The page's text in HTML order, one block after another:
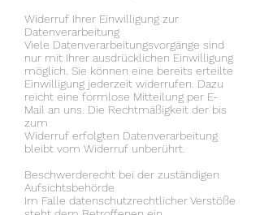
Widerruf Ihrer Einwilligung zur
Datenverarbeitung
Viele Datenverarbeitungsvorgänge sind
nur mit Ihrer ausdrücklichen Einwilligung
möglich. Sie können eine bereits erteilte
Einwilligung jederzeit widerrufen. Dazu
reicht eine formlose Mitteilung per E-
Mail an uns. Die Rechtmäßigkeit der bis
zum
Widerruf erfolgten Datenverarbeitung
bleibt vom Widerruf unberührt.
Beschwerderecht bei der zuständigen
Aufsichtsbehörde
Im Falle datenschutzrechtlicher Verstöße